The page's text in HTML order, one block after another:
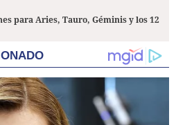
para Aries, Tauro, Géminis y los 12